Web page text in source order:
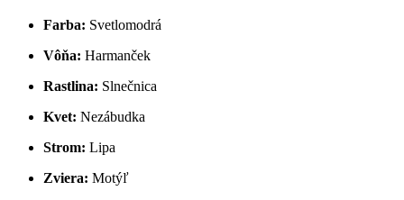
Farba: Svetlomodrá
Vôňa: Harmanček
Rastlina: Slnečnica
Kvet: Nezábudka
Strom: Lipa
Zviera: Motýľ